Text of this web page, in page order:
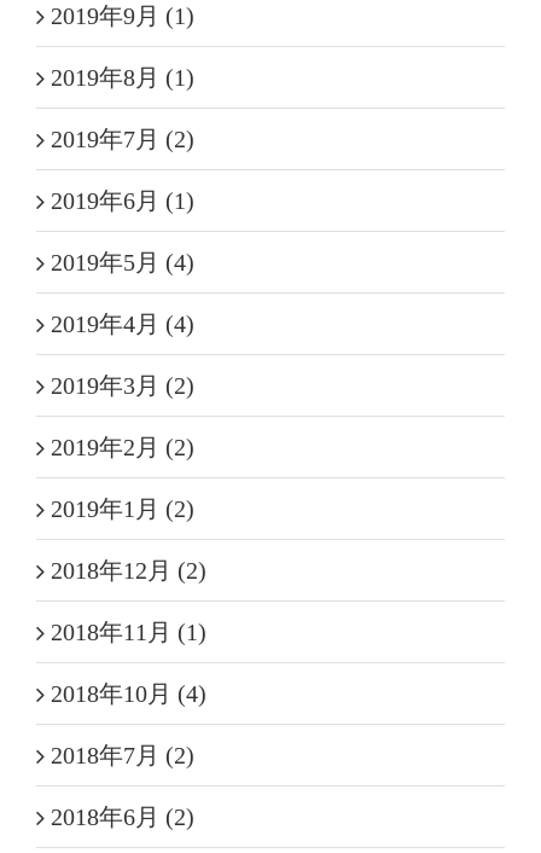
2019年9月 (1)
2019年8月 (1)
2019年7月 (2)
2019年6月 (1)
2019年5月 (4)
2019年4月 (4)
2019年3月 (2)
2019年2月 (2)
2019年1月 (2)
2018年12月 (2)
2018年11月 (1)
2018年10月 (4)
2018年7月 (2)
2018年6月 (2)